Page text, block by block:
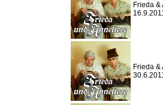
Frieda
Frieda